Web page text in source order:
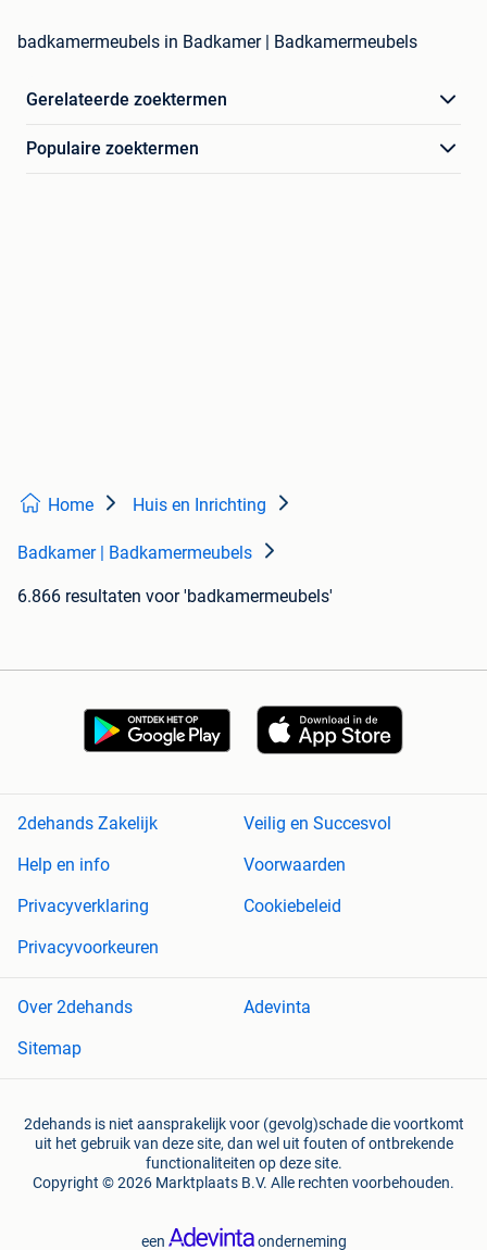
badkamermeubels in Badkamer | Badkamermeubels
Gerelateerde zoektermen
Populaire zoektermen
Home Huis en Inrichting
Badkamer | Badkamermeubels
6.866 resultaten voor 'badkamermeubels'
2dehands Zakelijk
Veilig en Succesvol
Help en info
Voorwaarden
Privacyverklaring
Cookiebeleid
Privacyvoorkeuren
Over 2dehands
Adevinta
Sitemap
2dehands is niet aansprakelijk voor (gevolg)schade die voortkomt
uit het gebruik van deze site, dan wel uit fouten of ontbrekende
functionaliteiten op deze site.
Copyright © 2026 Marktplaats B.V. Alle rechten voorbehouden.
een onderneming